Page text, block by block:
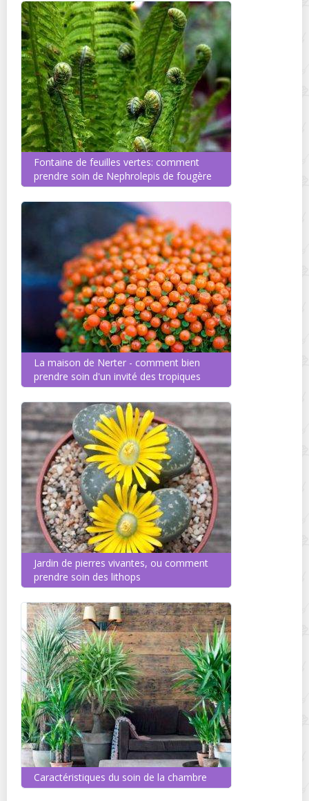
Fontaine de feuilles vertes: comment
prendre soin de Nephrolepis de fougère
La maison de Nerter - comment bien
prendre soin d'un invité des tropiques
Jardin de pierres vivantes, ou comment
prendre soin des lithops
Caractéristiques du soin de la chambre